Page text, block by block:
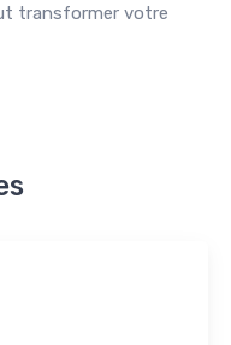
transformer votre